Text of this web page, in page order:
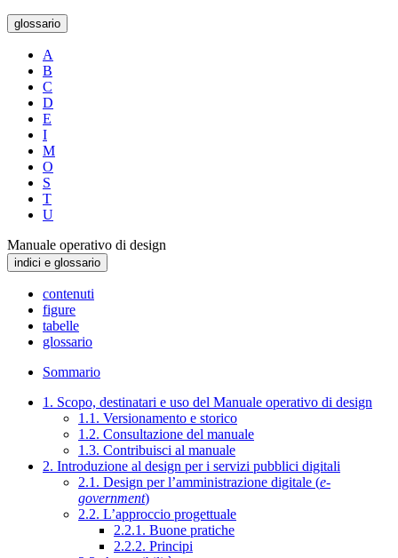
glossario
A
B
C
D
E
I
M
O
S
T
U
Manuale operativo di design
indici e glossario
contenuti
figure
tabelle
glossario
Sommario
1. Scopo, destinatari e uso del Manuale operativo di design
1.1. Versionamento e storico
1.2. Consultazione del manuale
1.3. Contribuisci al manuale
2. Introduzione al design per i servizi pubblici digitali
2.1. Design per l’amministrazione digitale (e-
government)
2.2. L’approccio progettuale
2.2.1. Buone pratiche
2.2.2. Principi